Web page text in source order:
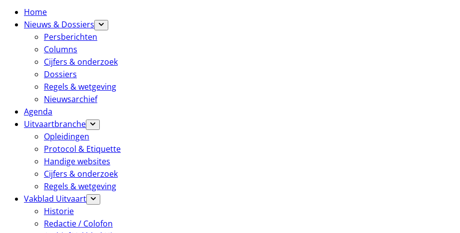
Home
Nieuws & Dossiers
Persberichten
Columns
Cijfers & onderzoek
Dossiers
Regels & wetgeving
Nieuwsarchief
Agenda
Uitvaartbranche
Opleidingen
Protocol & Etiquette
Handige websites
Cijfers & onderzoek
Regels & wetgeving
Vakblad Uitvaart
Historie
Redactie / Colofon